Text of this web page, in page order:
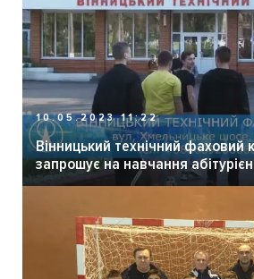
10.05.2023 11:22
Вінницький технічний фаховий
запрошує на навчання